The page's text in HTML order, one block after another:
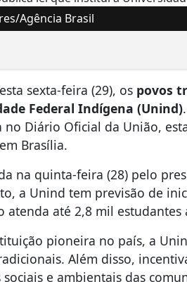
Agência Brasil
sexta-feira (29), os povos
Federal Indígena (Unind)
no Diário Oficial da União,
Brasília.
na quinta-feira (28) pelo
a Unind tem previsão de
atenda até 2,8 mil
pioneira no país, a
Além disso,
sociais e ambientais das